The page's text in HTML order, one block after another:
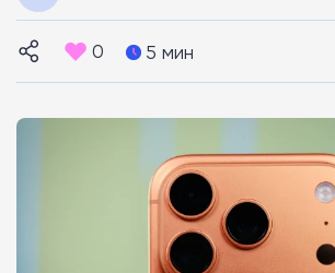
0 5 мин